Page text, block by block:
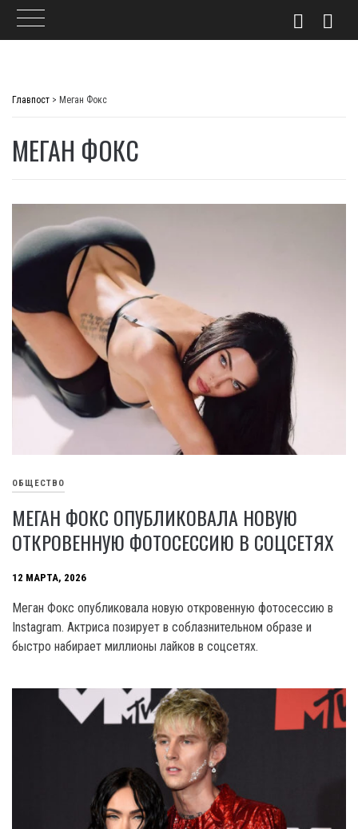
Главпост > Меган Фокс
МЕГАН ФОКС
ОБЩЕСТВО
МЕГАН ФОКС ОПУБЛИКОВАЛА НОВУЮ
ОТКРОВЕННУЮ ФОТОСЕССИЮ В СОЦСЕТЯХ
12 МАРТА, 2026
Меган Фокс опубликовала новую откровенную фотосессию в
Instagram. Актриса позирует в соблазнительном образе и
быстро набирает миллионы лайков в соцсетях.